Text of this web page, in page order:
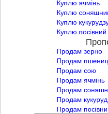
Куплю ячмінь
Куплю
Куплю
Куплю
Продам зерно
Продам
Продам сою
Продам ячмінь
Продам
Продам
Продам